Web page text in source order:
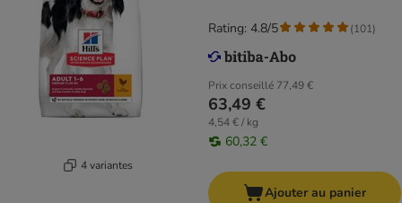
4 variantes
Prix conseillé 77,49 €
63,49 €
4,54 € / kg
60,32 €
Rating: 4.8/5 (101)
Ajouter au panier